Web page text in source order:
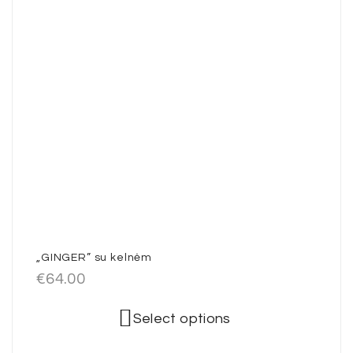
„GINGER” su kelnėm
€64.00
Select options